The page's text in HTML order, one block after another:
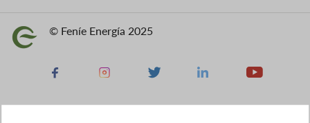
Imatge © Feníe Energía 2025
Facebook Instagram X Linkedin Youtube